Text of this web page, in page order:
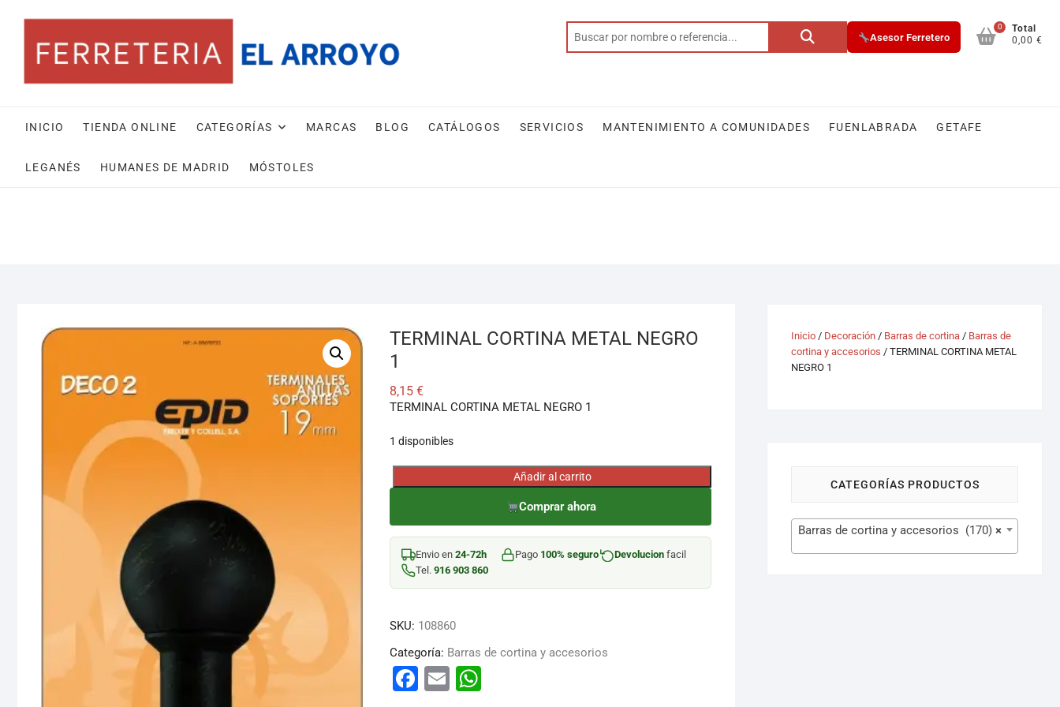
contenido
Buscar
Asesor Ferretero
0
Total
0,00 €
INICIO TIENDA ONLINE CATEGORÍAS MARCAS BLOG CATÁLOGOS SERVICIOS MANTENIMIENTO A COMUNIDADES FUENLABRADA GETAFE
LEGANÉS HUMANES DE MADRID MÓSTOLES
TERMINAL CORTINA METAL NEGRO
1
8,15 €
TERMINAL CORTINA METAL NEGRO 1
1 disponibles
TERMINAL
METAL
NEGRO
cantidad
Añadir al carrito
Comprar ahora
Envio en 24-72h Pago 100% seguro Devolucion facil
Tel. 916 903 860
SKU: 108860
Categoría: Barras de cortina y accesorios
F
E
Inicio / Decoración / Barras de cortina / Barras de
cortina y accesorios / TERMINAL CORTINA METAL
NEGRO 1
CATEGORÍAS PRODUCTOS
×
Barras de cortina y accesorios (170)